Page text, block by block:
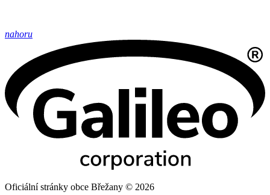
nahoru
Oficiální stránky obce Břežany © 2026